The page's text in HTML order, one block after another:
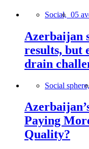
Social, 05
Azerbaijan
results, but
drain
Social sphere,
Paying
Quality?